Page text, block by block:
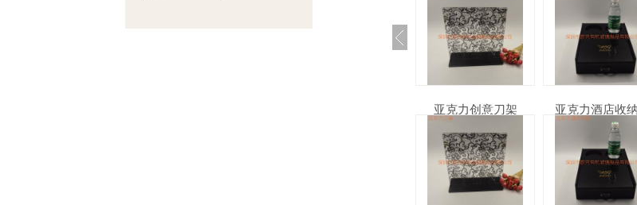
亚克力创意刀架 亚克力酒店收